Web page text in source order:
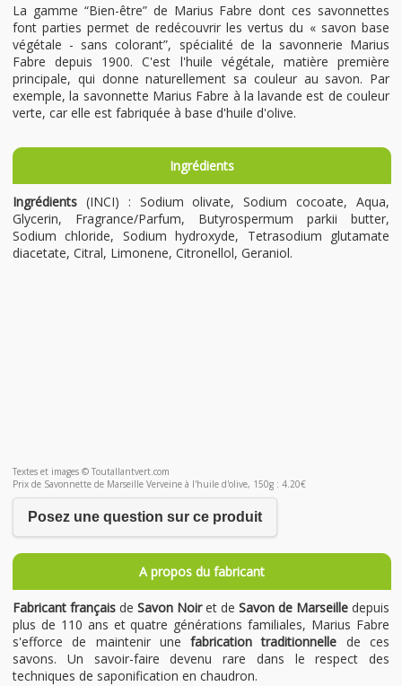
La gamme “Bien-être” de Marius Fabre dont ces savonnettes
font parties permet de redécouvrir les vertus du « savon base
végétale - sans colorant”, spécialité de la savonnerie Marius
Fabre depuis 1900. C'est l'huile végétale, matière première
principale, qui donne naturellement sa couleur au savon. Par
exemple, la savonnette Marius Fabre à la lavande est de couleur
verte, car elle est fabriquée à base d'huile d'olive.
Ingrédients
Ingrédients (INCI) : Sodium olivate, Sodium cocoate, Aqua,
Glycerin, Fragrance/Parfum, Butyrospermum parkii butter,
Sodium chloride, Sodium hydroxyde, Tetrasodium glutamate
diacetate, Citral, Limonene, Citronellol, Geraniol.
Textes et images © Toutallantvert.com
Prix de Savonnette de Marseille Verveine à l'huile d'olive, 150g : 4.20€
Posez une question sur ce produit
A propos du fabricant
Fabricant français de Savon Noiret de Savon de Marseille depuis
plus de 110 ans et quatre générations familiales, Marius Fabre
s'efforce de maintenir unefabrication traditionnelle de ces
savons. Un savoir-faire devenu rare dans le respect des
techniques de saponification en chaudron.